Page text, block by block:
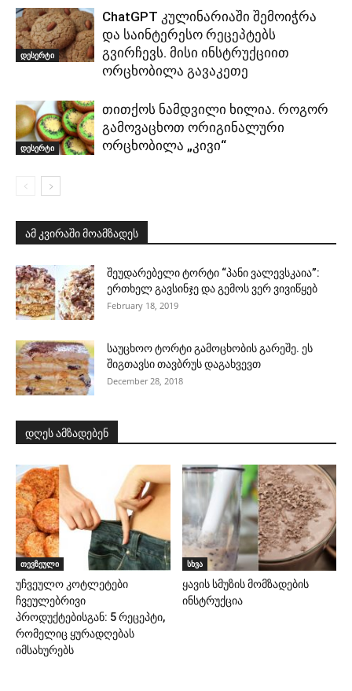
დესერტი
ChatGPT კულინარიაში შემოიჭრა
და საინტერესო რეცეპტებს
გვირჩევს. მისი ინსტრუქციით
ორცხობილა გავაკეთე
დესერტი
თითქოს ნამდვილი ხილია. როგორ
გამოვაცხოთ ორიგინალური
ორცხობილა „კივი“
ამ კვირაში მოამზადეს
შეუდარებელი ტორტი “პანი ვალევსკაია”:
ერთხელ გავსინჯე და გემოს ვერ ვივიწყებ
February 18, 2019
საუცხოო ტორტი გამოცხობის გარეშე. ეს
შიგთავსი თავბრუს დაგახვევთ
December 28, 2018
დღეს ამზადებენ
თევზეული
უჩვეულო კოტლეტები
ჩვეულებრივი
პროდუქტებისგან: 5 რეცეპტი,
რომელიც ყურადღებას
იმსახურებს
სხვა
ყავის სმუზის მომზადების
ინსტრუქცია